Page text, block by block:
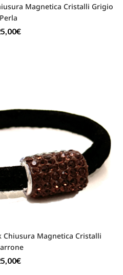
Magnetica Cristalli Grigio
Perla
€
Chiusura Magnetica Cristalli
€